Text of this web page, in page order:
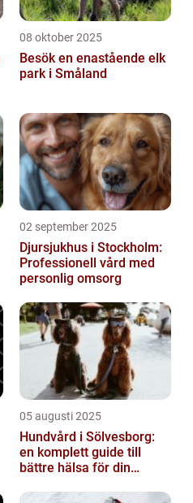
08 oktober 2025
Besök en enastående elk
park i Småland
02 september 2025
Djursjukhus i Stockholm:
Professionell vård med
personlig omsorg
05 augusti 2025
Hundvård i Sölvesborg:
en komplett guide till
bättre hälsa för din